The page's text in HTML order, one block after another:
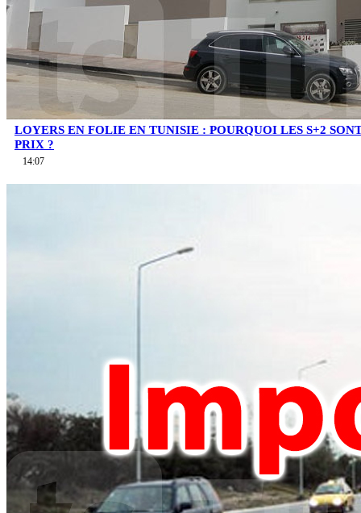
LOYERS EN FOLIE EN TUNISIE : POURQUOI LES S+2
PRIX ?
14:07